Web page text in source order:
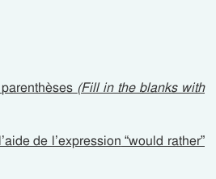
(Fill in the blanks with
de l’expression “would rather”